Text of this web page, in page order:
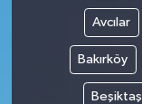
Avcılar
Bakırköy
Beşiktaş